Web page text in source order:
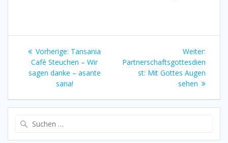
Beitragsnavigation
Vorherige: Vorheriger
Beitrag:
Tansania
Café Steuchen – Wir
sagen danke – asante
sana!
Weiter:
Partnerschaftsgottesdien
st: Mit Gottes Augen
sehen